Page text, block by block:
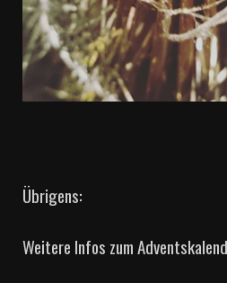
Übrigens:
Weitere Infos zum